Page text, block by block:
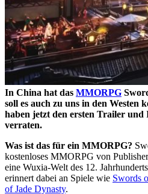
In China hat das MMORPG
soll es auch zu uns in den Westen
haben jetzt den ersten Trailer
verraten.
Was ist das für ein MMORPG?
kostenloses MMORPG von
eine Wuxia-Welt des 12.
erinnert dabei an Spiele wie Swords
of Jade Dynasty.